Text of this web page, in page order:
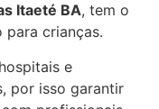
Itaeté BA, tem o
crianças.
e
por isso garantir